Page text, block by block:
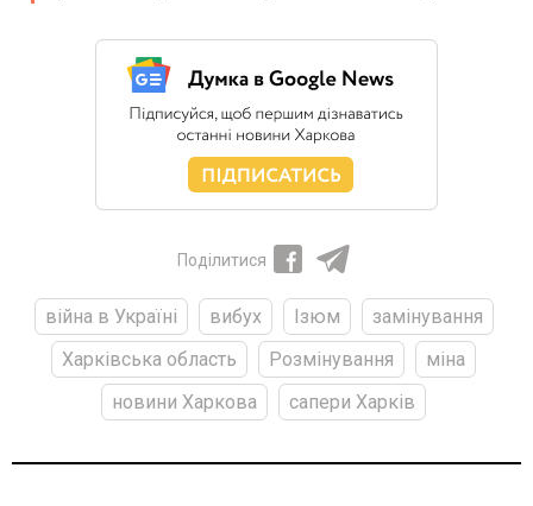
Поділитися
війна в Україні вибух Ізюм
замінування
Харківська область
Розмінування
міна
новини Харкова
сапери Харків